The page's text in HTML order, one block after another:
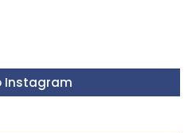
Instagram